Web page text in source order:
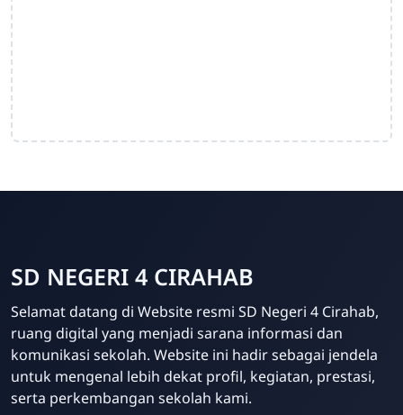
Admin
Online
SD NEGERI 4 CIRAHAB
Selamat datang di Website resmi SD Negeri 4 Cirahab,
ruang digital yang menjadi sarana informasi dan
komunikasi sekolah. Website ini hadir sebagai jendela
untuk mengenal lebih dekat profil, kegiatan, prestasi,
serta perkembangan sekolah kami.